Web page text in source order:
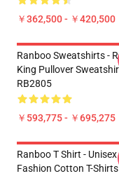
￥362,500 - ￥420,500
Ranboo Sweatshirts -
King Pullover
RB2805
￥593,775 - ￥695,275
Ranboo T Shirt - Unisex
Fashion Cotton T-Shirts